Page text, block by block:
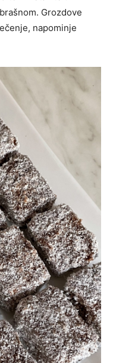
Grozdove
napominje